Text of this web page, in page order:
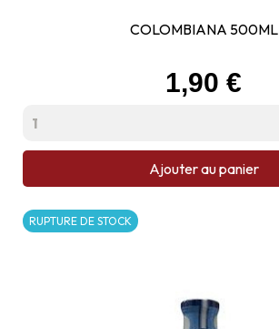
COLOMBIANA 500ML
Prix
1,90 €
Ajouter au panier
RUPTURE DE STOCK